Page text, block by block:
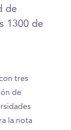
de
1300 de
tres
de
la nota